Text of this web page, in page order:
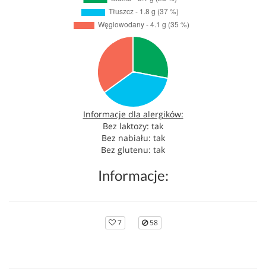
Informacje dla alergików:
Bez laktozy: tak
Bez nabiału: tak
Bez glutenu: tak
Informacje:
7 58